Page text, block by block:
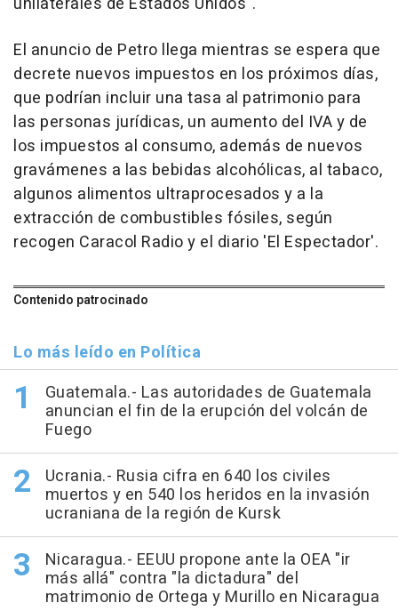
El anuncio de Petro llega mientras se espera que
decrete nuevos impuestos en los próximos días,
que podrían incluir una tasa al patrimonio para
las personas jurídicas, un aumento del IVA y de
los impuestos al consumo, además de nuevos
gravámenes a las bebidas alcohólicas, al tabaco,
algunos alimentos ultraprocesados y a la
extracción de combustibles fósiles, según
recogen Caracol Radio y el diario 'El Espectador'.
Contenido patrocinado
Lo más leído en Política
Guatemala.- Las autoridades de Guatemala
anuncian el fin de la erupción del volcán de
Fuego
Ucrania.- Rusia cifra en 640 los civiles
muertos y en 540 los heridos en la invasión
ucraniana de la región de Kursk
Nicaragua.- EEUU propone ante la OEA "ir
más allá" contra "la dictadura" del
matrimonio de Ortega y Murillo en Nicaragua